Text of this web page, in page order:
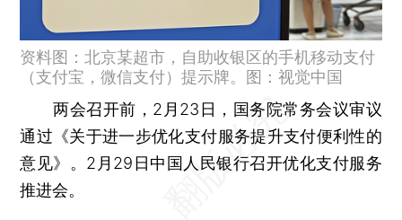
资料图：北京某超市，自助收银区的手机移动支付
（支付宝，微信支付）提示牌。图：视觉中国
两会召开前，2月23日，国务院常务会议审议
通过《关于进一步优化支付服务提升支付便利性的
意见》。2月29日中国人民银行召开优化支付服务
推进会。